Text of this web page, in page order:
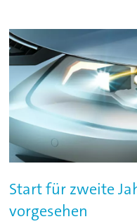
Start für zweite
vorgesehen